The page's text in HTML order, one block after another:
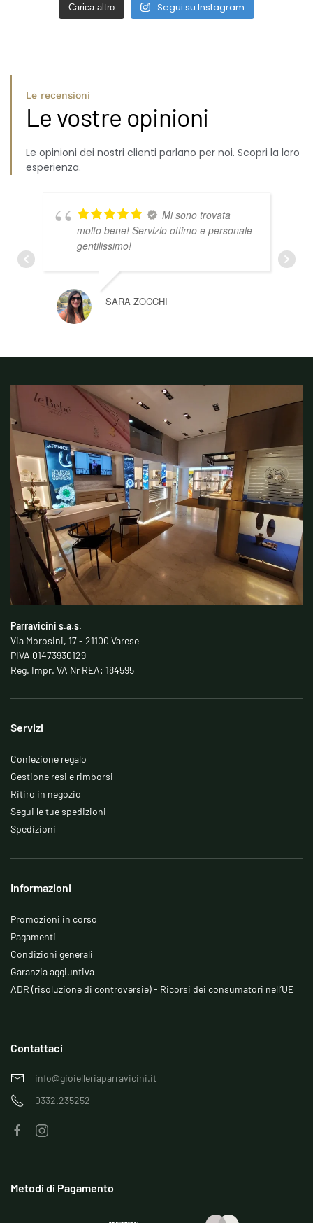
Carica altro Segui su Instagram
Le recensioni
Le vostre opinioni
Le opinioni dei nostri clienti parlano per noi. Scopri la loro
esperienza.
Mi sono trovata
molto bene! Servizio ottimo e personale
gentilissimo!
SARA ZOCCHI
Parravicini s.a.s.
Via Morosini, 17 - 21100 Varese
PIVA 01473930129
Reg. Impr. VA Nr REA: 184595
Servizi
Confezione regalo
Gestione resi e rimborsi
Ritiro in negozio
Segui le tue spedizioni
Spedizioni
Informazioni
Promozioni in corso
Pagamenti
Condizioni generali
Garanzia aggiuntiva
ADR (risoluzione di controversie) - Ricorsi dei consumatori nell’UE
Contattaci
info@gioielleriaparravicini.it
0332.235252
Metodi di Pagamento